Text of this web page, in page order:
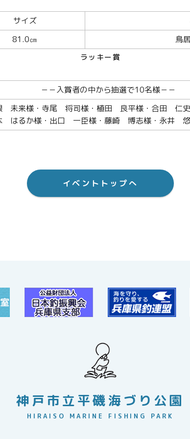
サイズ
81.0㎝ 鳥
ラッキー賞
－－入賞者の中から抽選で10名様－－
・山根 未来様・寺尾 将司様・植
はるか様・出口 一臣様・藤崎 博志様・永井
イベントトップへ
神戸市立平磯海づり公園
HIRAISO MARINE FISHING PARK